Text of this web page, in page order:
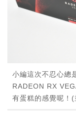
小編這次不忍心總
RADEON RX
有蛋糕的感覺呢！